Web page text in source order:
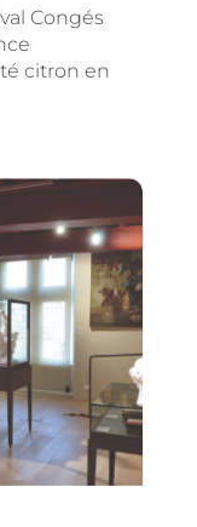
Congés
citron en